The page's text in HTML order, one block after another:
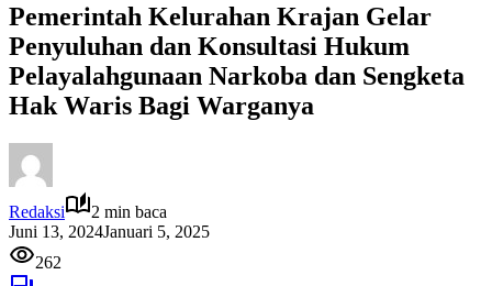
Pemerintah Kelurahan Krajan Gelar
Penyuluhan dan Konsultasi Hukum
Pelayalahgunaan Narkoba dan Sengketa
Hak Waris Bagi Warganya
Redaksi
2 min baca
Juni 13, 2024Januari 5, 2025
262